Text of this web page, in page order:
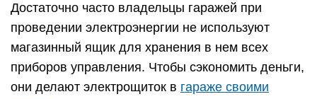
Достаточно часто владельцы гаражей при
проведении электроэнергии не используют
магазинный ящик для хранения в нем всех
приборов управления. Чтобы сэкономить деньги,
они делают электрощиток в гараже своими